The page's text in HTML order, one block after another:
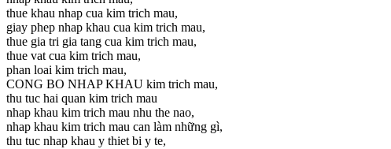
thue khau nhap cua kim trich mau,
giay phep nhap khau cua kim trich mau,
thue gia tri gia tang cua kim trich mau,
thue vat cua kim trich mau,
phan loai kim trich mau,
CONG BO NHAP KHAU kim trich mau,
thu tuc hai quan kim trich mau
nhap khau kim trich mau nhu the nao,
nhap khau kim trich mau can làm những gì,
thu tuc nhap khau y thiet bi y te,